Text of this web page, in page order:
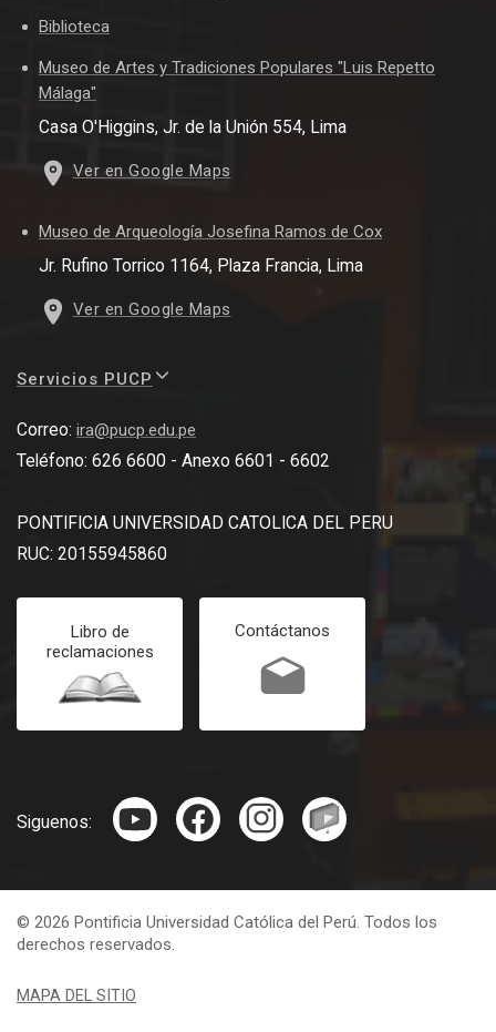
Biblioteca
Museo de Artes y Tradiciones Populares "Luis Repetto
Málaga"
Casa O'Higgins, Jr. de la Unión 554, Lima
Ver en Google Maps
Museo de Arqueología Josefina Ramos de Cox
Jr. Rufino Torrico 1164, Plaza Francia, Lima
Ver en Google Maps
Servicios PUCP
Correo: ira@pucp.edu.pe
Teléfono: 626 6600 - Anexo 6601 - 6602
PONTIFICIA UNIVERSIDAD CATOLICA DEL PERU
RUC: 20155945860
Libro de
reclamaciones
Contáctanos
Siguenos:
© 2026 Pontificia Universidad Católica del Perú. Todos los
derechos reservados.
MAPA DEL SITIO